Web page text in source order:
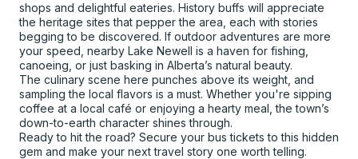
shops and delightful eateries. History buffs will appreciate
the heritage sites that pepper the area, each with stories
begging to be discovered. If outdoor adventures are more
your speed, nearby Lake Newell is a haven for fishing,
canoeing, or just basking in Alberta’s natural beauty.
The culinary scene here punches above its weight, and
sampling the local flavors is a must. Whether you're sipping
coffee at a local café or enjoying a hearty meal, the town’s
down-to-earth character shines through.
Ready to hit the road? Secure your bus tickets to this hidden
gem and make your next travel story one worth telling.